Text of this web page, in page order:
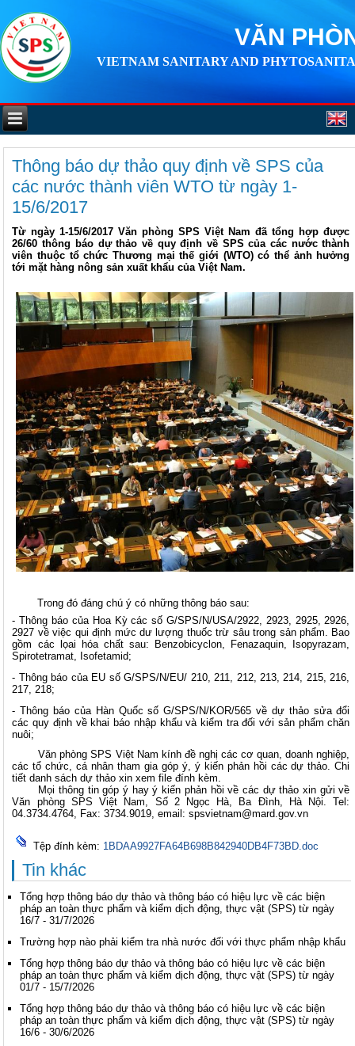
VĂN
VIETNAM SANITARY AND
Thông báo dự thảo quy định về SPS của
các nước thành viên WTO từ ngày 1-
15/6/2017
Từ ngày 1-15/6/2017 Văn phòng SPS Việt Nam đã tổng hợp được
26/60 thông báo dự thảo về quy định về SPS của các nước thành
viên thuộc tổ chức Thương mại thế giới (WTO) có thể ảnh hưởng
tới mặt hàng nông sản xuất khẩu của Việt Nam.
Trong đó đáng chú ý có những thông báo sau:
- Thông báo của Hoa Kỳ các số G/SPS/N/USA/2922, 2923, 2925, 2926,
2927 về việc qui định mức dư lượng thuốc trừ sâu trong sản phẩm. Bao
gồm các lọai hóa chất sau: Benzobicyclon, Fenazaquin, Isopyrazam,
Spirotetramat, Isofetamid;
- Thông báo của EU số G/SPS/N/EU/ 210, 211, 212, 213, 214, 215, 216,
217, 218;
- Thông báo của Hàn Quốc số G/SPS/N/KOR/565 về dự thảo sửa đổi
các quy định về khai báo nhập khẩu và kiểm tra đối với sản phẩm chăn
nuôi;
Văn phòng SPS Việt Nam kính đề nghị các cơ quan, doanh nghiệp,
các tổ chức, cá nhân tham gia góp ý, ý kiến phản hồi các dự thảo. Chi
tiết danh sách dự thảo xin xem file đính kèm.
Mọi thông tin góp ý hay ý kiến phản hồi về các dự thảo xin gửi về
Văn phòng SPS Việt Nam, Số 2 Ngọc Hà, Ba Đình, Hà Nội. Tel:
04.3734.4764, Fax: 3734.9019, email:spsvietnam@mard.gov.vn
Tệp đính kèm: 1BDAA9927FA64B698B842940DB4F73BD.doc
Tin khác
Tổng hợp thông báo dự thảo và thông báo có hiệu lực về các biện
pháp an toàn thực phẩm và kiểm dịch động, thực vật (SPS) từ ngày
16/7 - 31/7/2026
Trường hợp nào phải kiểm tra nhà nước đối với thực phẩm nhập khẩu
Tổng hợp thông báo dự thảo và thông báo có hiệu lực về các biện
pháp an toàn thực phẩm và kiểm dịch động, thực vật (SPS) từ ngày
01/7 - 15/7/2026
Tổng hợp thông báo dự thảo và thông báo có hiệu lực về các biện
pháp an toàn thực phẩm và kiểm dịch động, thực vật (SPS) từ ngày
16/6 - 30/6/2026